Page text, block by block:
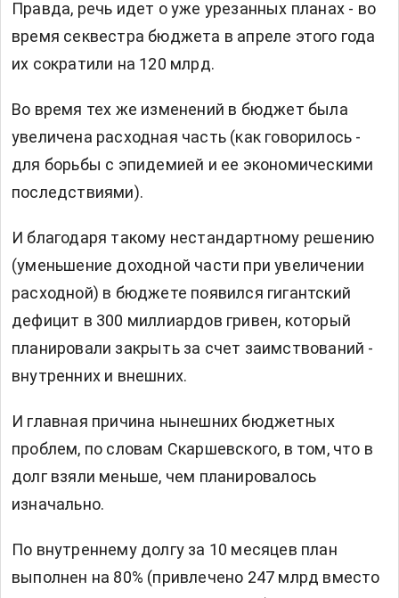
Правда, речь идет о уже урезанных планах - во
время секвестра бюджета в апреле этого года
их сократили на 120 млрд.
Во время тех же изменений в бюджет была
увеличена расходная часть (как говорилось -
для борьбы с эпидемией и ее экономическими
последствиями).
И благодаря такому нестандартному решению
(уменьшение доходной части при увеличении
расходной) в бюджете появился гигантский
дефицит в 300 миллиардов гривен, который
планировали закрыть за счет заимствований -
внутренних и внешних.
И главная причина нынешних бюджетных
проблем, по словам Скаршевского, в том, что в
долг взяли меньше, чем планировалось
изначально.
По внутреннему долгу за 10 месяцев план
выполнен на 80% (привлечено 247 млрд вместо